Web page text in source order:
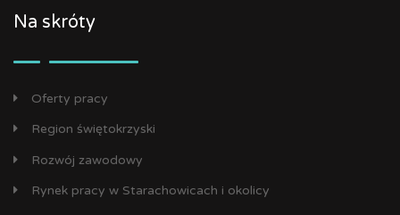
Na skróty
Oferty pracy
Region świętokrzyski
Rozwój zawodowy
Rynek pracy w Starachowicach i okolicy